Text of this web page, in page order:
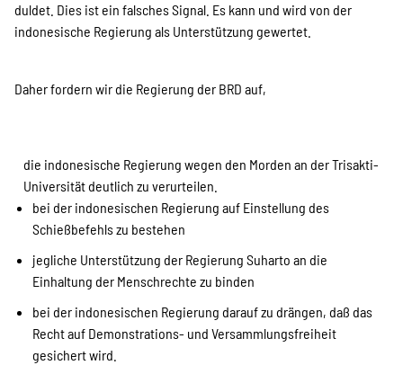
duldet. Dies ist ein falsches Signal. Es kann und wird von der
indonesische Regierung als Unterstützung gewertet.
Daher fordern wir die Regierung der BRD auf,
die indonesische Regierung wegen den Morden an der Trisakti-
Universität deutlich zu verurteilen.
bei der indonesischen Regierung auf Einstellung des
Schießbefehls zu bestehen
jegliche Unterstützung der Regierung Suharto an die
Einhaltung der Menschrechte zu binden
bei der indonesischen Regierung darauf zu drängen, daß das
Recht auf Demonstrations- und Versammlungsfreiheit
gesichert wird.